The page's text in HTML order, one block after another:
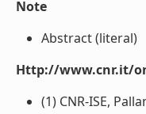
Note
Abstract (literal)
Http://www.cnr.it/
(1) CNR-ISE,